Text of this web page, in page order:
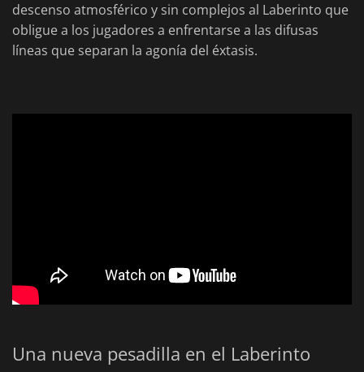
descenso atmosférico y sin complejos al Laberinto que
obligue a los jugadores a enfrentarse a las difusas
líneas que separan la agonía del éxtasis.
Una nueva pesadilla en el Laberinto